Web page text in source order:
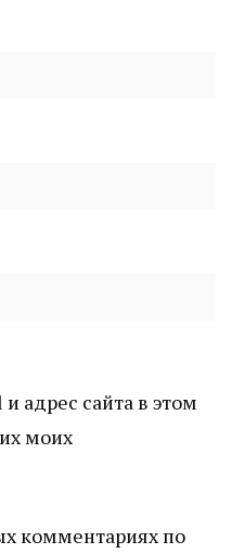
адрес сайта в этом
моих
комментариях по